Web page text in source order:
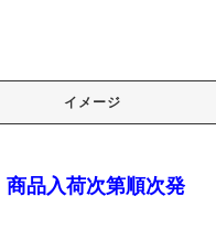
イメージ
品入荷次第順次発